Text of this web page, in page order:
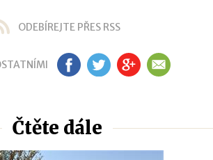
ODEBÍREJTE PŘES RSS
FB TW GP EM
Čtěte dále